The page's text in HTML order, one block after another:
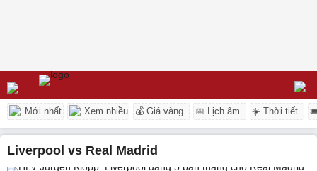
Mới nhất Xem nhiều 💰 Giá vàng 📅 Lịch âm ☀️ Thời tiết
Liverpool vs Real Madrid